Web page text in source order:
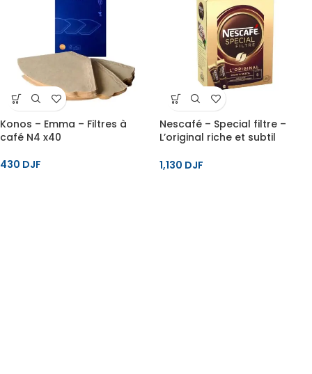
Konos – Emma – Filtres à
café N4 x40
430 DJF
Nescafé – Special filtre –
L’original riche et subtil
g
1,130 DJF